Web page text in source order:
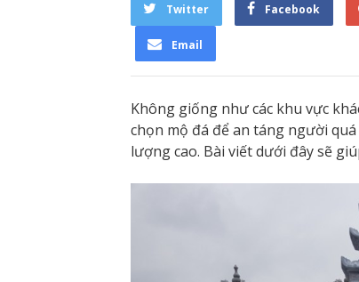
Twitter Facebook
Email
Không giống như các khu vực
chọn mộ đá để an táng người quá
lượng cao. Bài viết dưới đây sẽ